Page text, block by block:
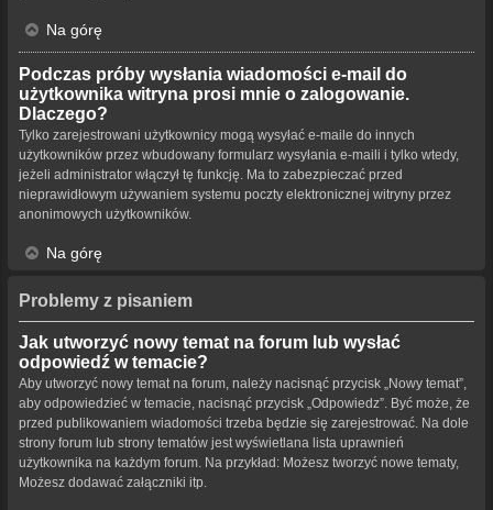
Na górę
Podczas próby wysłania wiadomości e-mail do
użytkownika witryna prosi mnie o zalogowanie.
Dlaczego?
Tylko zarejestrowani użytkownicy mogą wysyłać e-maile do innych
użytkowników przez wbudowany formularz wysyłania e-maili i tylko wtedy,
jeżeli administrator włączył tę funkcję. Ma to zabezpieczać przed
nieprawidłowym używaniem systemu poczty elektronicznej witryny przez
anonimowych użytkowników.
Na górę
Problemy z pisaniem
Jak utworzyć nowy temat na forum lub wysłać
odpowiedź w temacie?
Aby utworzyć nowy temat na forum, należy nacisnąć przycisk „Nowy temat”,
aby odpowiedzieć w temacie, nacisnąć przycisk „Odpowiedz”. Być może, że
przed publikowaniem wiadomości trzeba będzie się zarejestrować. Na dole
strony forum lub strony tematów jest wyświetlana lista uprawnień
użytkownika na każdym forum. Na przykład: Możesz tworzyć nowe tematy,
Możesz dodawać załączniki itp.